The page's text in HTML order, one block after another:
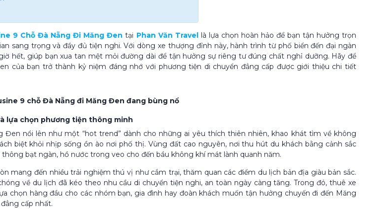
9 Chỗ Đà Nẵng Đi Măng Đen tại Phan Văn Travellà lựa chọn hoàn hảo để bạn tận hưởng trọn
sang trọng và đầy đủ tiện nghi. Với dòng xe thượng đỉnh này, hành trình từ phố biển đến đại ngàn
hết, giúp bạn xua tan mệt mỏi đường dài để tận hưởng sự riêng tư đúng chất nghỉ dưỡng. Hãy để
của bạn trở thành kỷ niệm đáng nhớ với phương tiện di chuyển đẳng cấp được giới thiệu chi tiết
9 chỗ Đà Nẵng đi Măng Đen đang bùng nổ
lựa chọn phương tiện thông minh
Đen nổi lên như một “hot trend” dành cho những ai yêu thích thiên nhiên, khao khát tìm về không
biệt khỏi nhịp sống ồn ào nơi phố thị. Vùng đất cao nguyên, nơi thu hút du khách bằng cảnh sắc
bạt ngàn, hồ nước trong veo cho đến bầu không khí mát lành quanh năm.
mang đến nhiều trải nghiệm thú vị như cắm trại, thăm quan các điểm du lịch bản địa giàu bản sắc.
về du lịch đã kéo theo nhu cầu di chuyển tiện nghi, an toàn ngày càng tăng. Trong đó, thuê xe
chọn hàng đầu cho các nhóm bạn, gia đình hay đoàn khách muốn tận hưởng chuyến đi đến Măng
cấp nhất.